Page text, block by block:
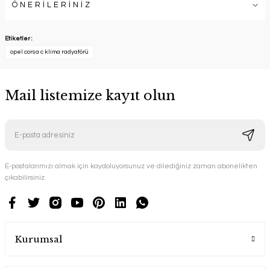
ÖNERİLERİNİZ
Etiketler :
opel corsa c klima radyatörü
Mail listemize kayıt olun
E-postalarımızı almak için kaydoluyorsunuz ve dilediğiniz zaman abonelikten
çıkabilirsiniz.
Kurumsal